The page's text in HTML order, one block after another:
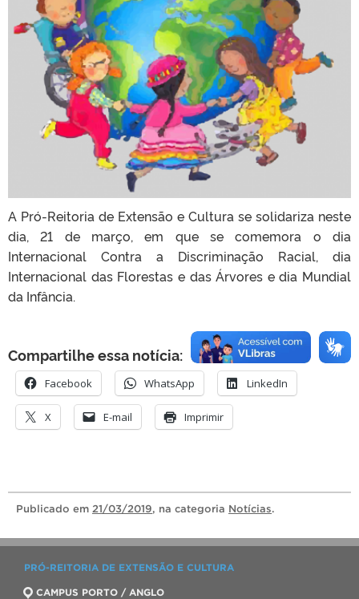
A Pró-Reitoria de Extensão e Cultura se solidariza neste
dia, 21 de março, em que se comemora o dia
Internacional Contra a Discriminação Racial, dia
Internacional das Florestas e das Árvores e dia Mundial
da Infância.
Compartilhe essa notícia:
Facebook WhatsApp LinkedIn
X E-mail Imprimir
Publicado em 21/03/2019, na categoria Notícias.
PRÓ-REITORIA DE EXTENSÃO E CULTURA
CAMPUS PORTO / ANGLO